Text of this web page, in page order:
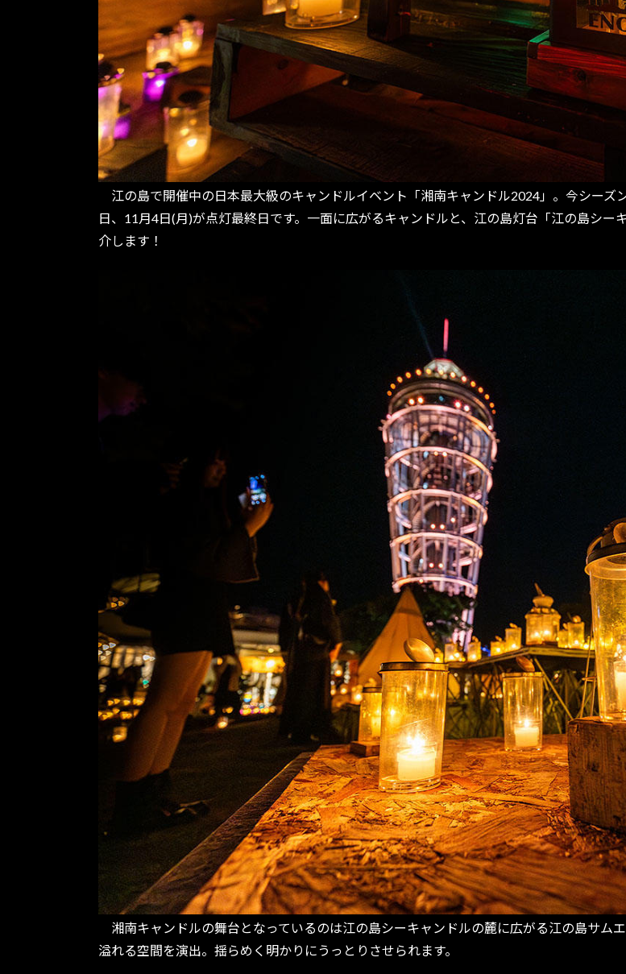
江の島で開催中の日本最大級のキャンドルイベント「湘南キャンドル2024」。今シーズ
日、11月4日(月)が点灯最終日です。一面に広がるキャンドルと、江の島灯台「江の島シ
介します！
湘南キャンドルの舞台となっているのは江の島シーキャンドルの麓に広がる江の島サム
溢れる空間を演出。揺らめく明かりにうっとりさせられます。